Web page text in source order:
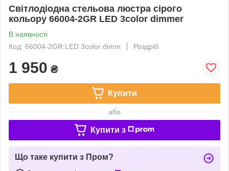
Світлодіодна стельова люстра сірого
кольору 66004-2GR LED 3color dimmer
В наявності
Код: 66004-2GR LED 3color dimm
Роздріб
1 950 ₴
Купити
або
Купити з
Що таке купити з Пром?